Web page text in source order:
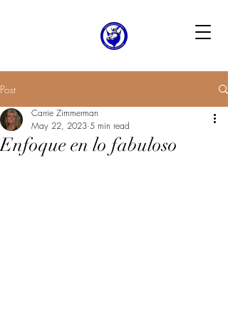
Post
Enfoque en lo fabuloso
Carrie Zimmerman
May 22, 2023 5 min read